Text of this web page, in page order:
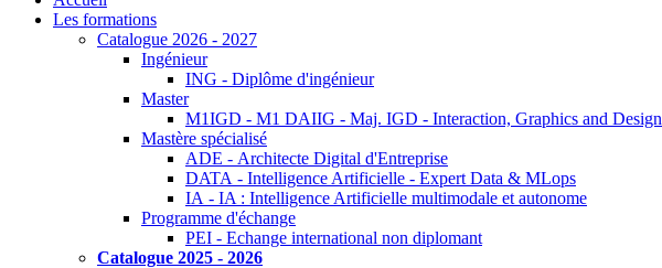
Les formations
Catalogue 2026 - 2027
Ingénieur
ING - Diplôme d'ingénieur
Master
M1IGD - M1 DAIIG - Maj. IGD - Interaction, Graphics and Design
Mastère spécialisé
ADE - Architecte Digital d'Entreprise
DATA - Intelligence Artificielle - Expert Data & MLops
IA - IA : Intelligence Artificielle multimodale et autonome
Programme d'échange
PEI - Echange international non diplomant
Catalogue 2025 - 2026